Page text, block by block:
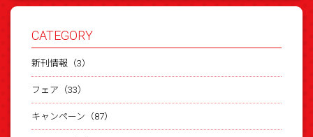
CATEGORY
新刊情報（3）
フェア（33）
キャンペーン（87）